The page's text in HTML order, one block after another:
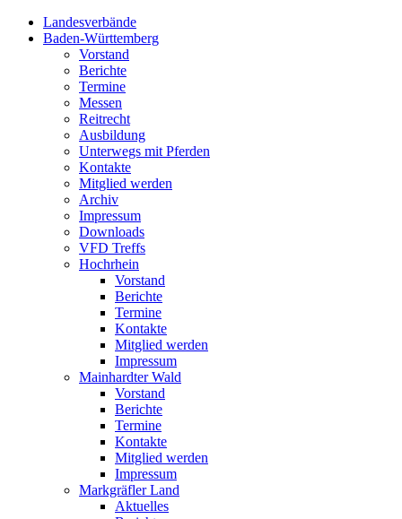
Landesverbände
Baden-Württemberg
Vorstand
Berichte
Termine
Messen
Reitrecht
Ausbildung
Unterwegs mit Pferden
Kontakte
Mitglied werden
Archiv
Impressum
Downloads
VFD Treffs
Hochrhein
Vorstand
Berichte
Termine
Kontakte
Mitglied werden
Impressum
Mainhardter Wald
Vorstand
Berichte
Termine
Kontakte
Mitglied werden
Impressum
Markgräfler Land
Aktuelles